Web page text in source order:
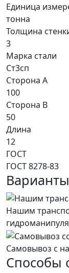
Единица
тонна
Толщина
3
Марка стали
Ст3сп
Сторона A
100
Сторона B
50
Длина
12
ГОСТ
ГОСТ 8278-83
Нашим
Самовывоз с
Способы